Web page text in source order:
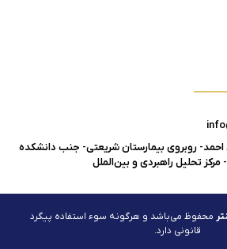
احمد- روبروی بیمارستان شریعتی- جنب دانشکده
مرکز تحلیل راهبردی و بین‌الملل
محفوظ می‌باشد و هرگونه سوء استفاده پیگرد
قانونی دارد.